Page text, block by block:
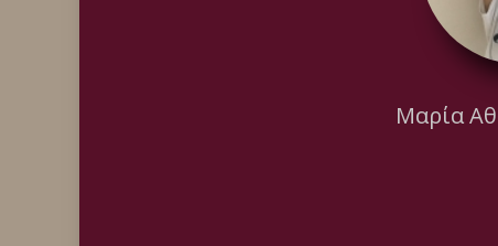
Μαρία